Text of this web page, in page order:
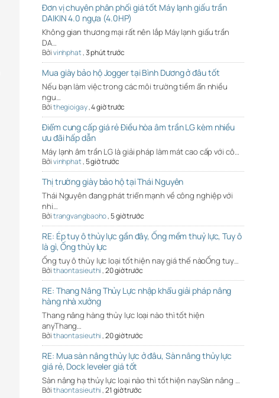
Đơn vị chuyên phân phối giá tốt Máy lạnh giấu trần
DAIKIN 4.0 ngựa (4.0HP)
Không gian thương mại rất nên lắp Máy lạnh giấu trần
DA…
Bởivinhphat,3 phút trước
Mua giày bảo hộ Jogger tại Bình Dương ở đâu tốt
Nếu bạn làm việc trong các môi trường tiềm ẩn nhiều
ngu…
Bởithegioigay,4 giờ trước
Điểm cung cấp giá rẻ Điều hòa âm trần LG kèm nhiều
ưu đãi hấp dẫn
Máy lạnh âm trần LG là giải pháp làm mát cao cấp với cô…
Bởivinhphat,5 giờ trước
Thị trường giày bảo hộ tại Thái Nguyên
Thái Nguyên đang phát triển mạnh về công nghiệp với
nhi…
Bởitrangvangbaoho,5 giờ trước
RE: Ép tuy ô thủy lực gần đây, Ống mềm thuỷ lực, Tuy ô
là gì, Ống thủy lực
Ống tuy ô thủy lực loại tốt hiện nay giá thế nàoỐng tuy…
Bởithaontasieuthi,20 giờ trước
RE: Thang Nâng Thủy Lực nhập khẩu giải pháp nâng
hàng nhà xưởng
Thang nâng hàng thủy lực loại nào thì tốt hiện
anyThang…
Bởithaontasieuthi,20 giờ trước
RE: Mua sàn nâng thủy lực ở đâu, Sàn nâng thủy lực
giá rẻ, Dock leveler giá tốt
Sàn nâng hạ thủy lực loại nào thì tốt hiện naySàn nâng …
Bởithaontasieuthi,21 giờ trước